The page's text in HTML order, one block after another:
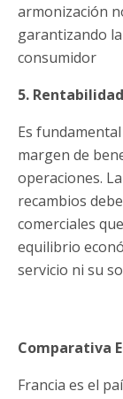
armonización
garantizando
consumidor
5. Rentabilidad
Es
margen de
operaciones.
recambios
comerciales
equilibrio
servicio ni su
Comparativa
Francia es el